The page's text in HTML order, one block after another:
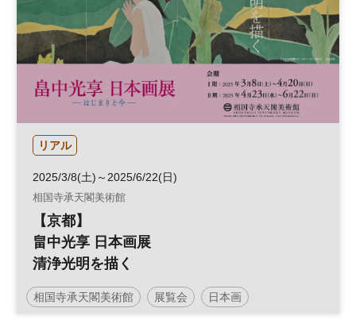
リアル
2025/3/8(土)～2025/6/22(日)
相国寺承天閣美術館
【京都】
畠中光享 日本画展
清浄光明を描く
相国寺承天閣美術館 展覧会 日本画